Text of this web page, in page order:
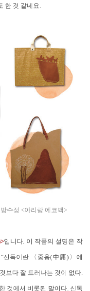
한 것 같네요.
수정 <아리랑 에코백>
입니다. 이 작품의 설명은 작
신독이란 〈중용(中庸)〉에
보다 잘 드러나는 것이 없다.
것에서 비롯된 말이다. 신독